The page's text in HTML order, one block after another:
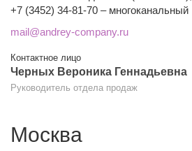
+7 (3452) 34-81-70 – многоканальный
mail@andrey-company.ru
Контактное лицо
Черных Вероника Геннадьевна
Руководитель отдела продаж
Москва